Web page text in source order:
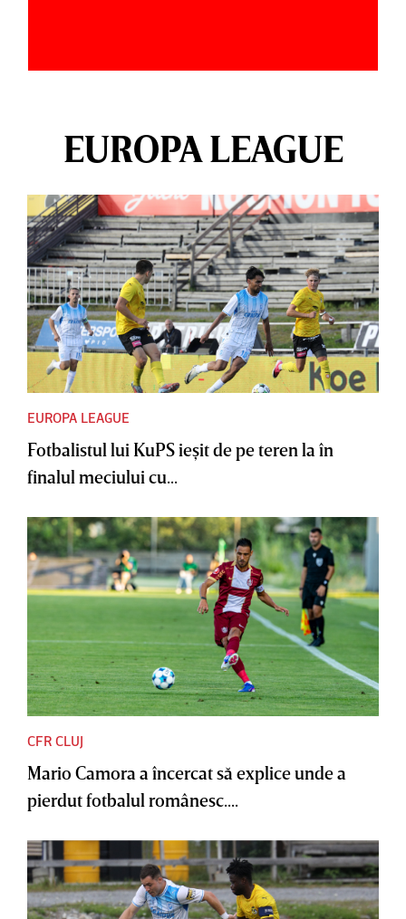
EUROPA LEAGUE
EUROPA LEAGUE
Fotbalistul lui KuPS ieşit de pe teren la în
finalul meciului cu...
CFR CLUJ
Mario Camora a încercat să explice unde a
pierdut fotbalul românesc....